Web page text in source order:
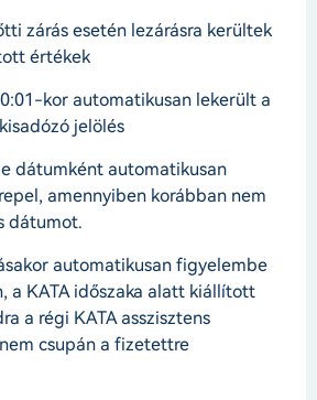
zárás esetén lezárásra kerültek
értékek
kor automatikusan lekerült a
jelölés
dátumként automatikusan
amennyiben korábban nem
dátumot.
automatikusan figyelembe
a KATA időszaka alatt kiállított
a régi KATA asszisztens
csupán a fizetettre